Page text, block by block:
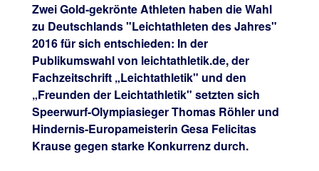
Zwei Gold-gekrönte Athleten haben die Wahl
zu Deutschlands "Leichtathleten des Jahres"
2016 für sich entschieden: In der
Publikumswahl von leichtathletik.de, der
Fachzeitschrift „Leichtathletik" und den
„Freunden der Leichtathletik" setzten sich
Speerwurf-Olympiasieger Thomas Röhler und
Hindernis-Europameisterin Gesa Felicitas
Krause gegen starke Konkurrenz durch.